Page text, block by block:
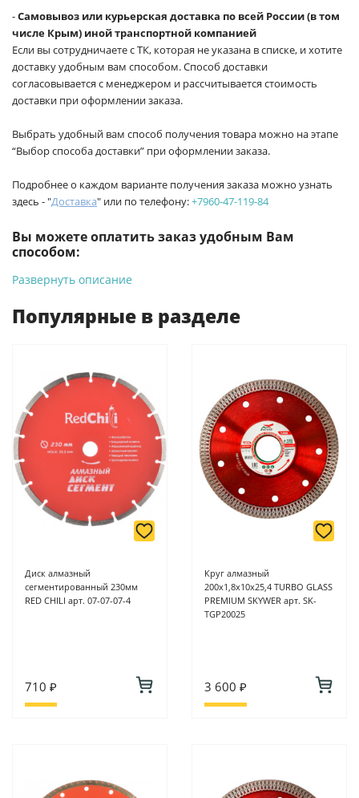
-Самовывоз или курьерская доставка по всей России (в том
числе Крым) иной транспортной компанией
Если вы сотрудничаете с ТК, которая не указана в списке, и хотите
доставку удобным вам способом. Способ доставки
согласовывается с менеджером и рассчитывается стоимость
доставки при оформлении заказа.
Выбрать удобный вам способ получения товара можно на этапе
“Выбор способа доставки” при оформлении заказа.
Подробнее о каждом варианте получения заказа можно узнать
здесь - "Доставка" или по телефону:+7960-47-119-84
Вы можете оплатить заказ удобным Вам
способом:
-Банковской картой на сайте ProffЭлектро. Данный вид
6/2 (база КПП)или по адресу ул. Новороссийская 161И.
Для юридических лиц: переводом на расчетный счет при
онлайн оплате заказа на сайте.
Подробнее о способах оплаты можно узнать здесь - "Оплата"
Развернуть описание
Популярные в разделе
Диск алмазный
сегментированный 230мм
RED CHILI арт. 07-07-07-4
710 ₽
Круг алмазный
200х1,8х10х25,4 TURBO GLASS
PREMIUM SKYWER арт. SK-
TGP20025
3 600 ₽